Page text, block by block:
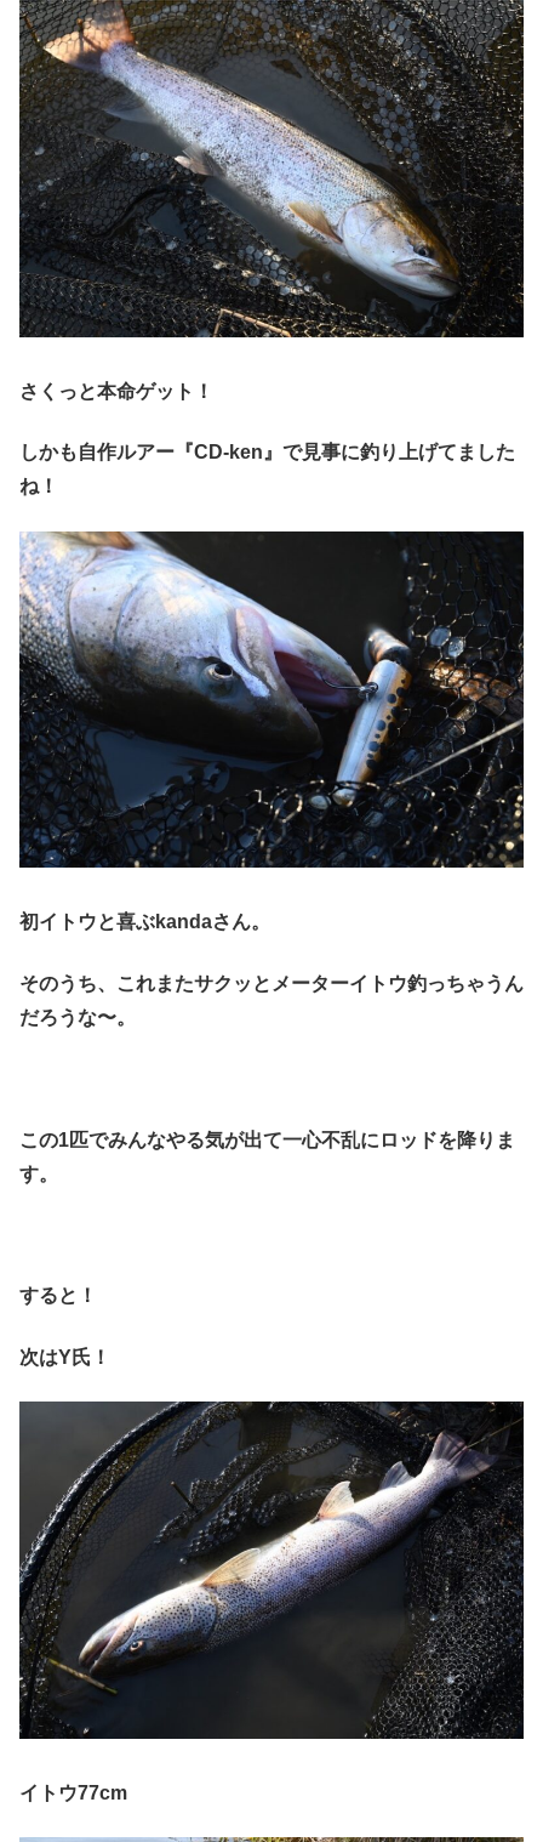
さくっと本命ゲット！
しかも自作ルアー『CD-ken』で見事に釣り上げてました
ね！
初イトウと喜ぶkandaさん。
そのうち、これまたサクッとメーターイトウ釣っちゃうん
だろうな〜。
この1匹でみんなやる気が出て一心不乱にロッドを降りま
す。
すると！
次はY氏！
イトウ77cm